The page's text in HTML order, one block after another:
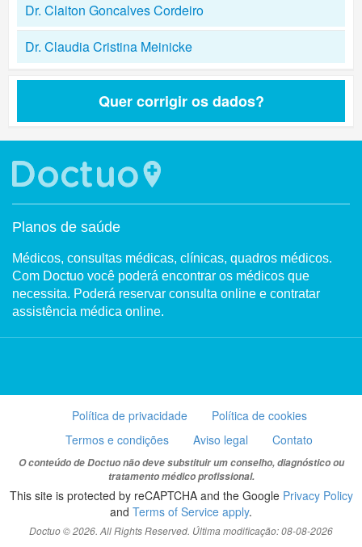
Dr. Claiton Goncalves Cordeiro
Dr. Claudia Cristina Meinicke
Quer corrigir os dados?
Planos de saúde
Médicos, consultas médicas, clínicas, quadros médicos.
Com Doctuo você poderá encontrar os médicos que
necessita. Poderá reservar consulta online e contratar
assistência médica online.
Política de privacidade
Política de cookies
Termos e condições
Aviso legal Contato
O conteúdo de Doctuo não deve substituir um conselho, diagnóstico ou
tratamento médico profissional.
This site is protected by reCAPTCHA and the Google Privacy Policy
and Terms of Service apply.
Doctuo © 2026. All Rights Reserved. Última modificação: 08-08-2026